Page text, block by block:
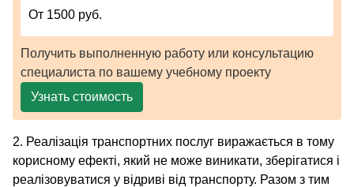
От 1500 руб.
Получить выполненную работу или консультацию
специалиста по вашему учебному проекту
Узнать стоимость
2. Реалізація транспортних послуг виражається в тому
корисному ефекті, який не може виникати, зберігатися і
реалізовуватися у відриві від транспорту. Разом з тим